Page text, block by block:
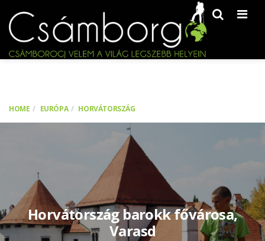
HOME EURÓPA HORVÁTORSZÁG
Horvátország barokk fővárosa,
Varasd